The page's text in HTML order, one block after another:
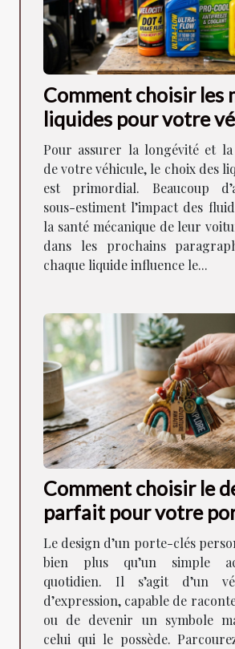
Comment choisir les
liquides pour votre
Pour assurer la longévité et
de votre véhicule, le choix des
est primordial. Beaucoup
sous-estiment l’impact des
la santé mécanique de leur
dans les prochains
chaque liquide influence le...
Comment choisir le
parfait pour votre
personnalisé ?
Le design d’un porte-clés
bien plus qu’un simple
quotidien. Il s’agit d’un
d’expression, capable de
ou de devenir un symbole
celui qui le possède.